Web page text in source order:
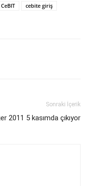
CeBIT
cebite giriş
Sonraki İçerik
2011 5 kasımda çıkıyor